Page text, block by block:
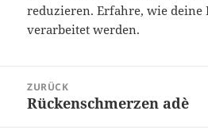
reduzieren.Erfahre, wie deine
verarbeitet werden.
ZURÜCK
Vorheriger
Rückenschmerzen adè